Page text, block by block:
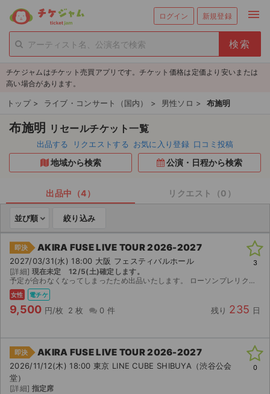
ログイン 新規登録 menu
person_add 新規会員登録
チケットを探す
新着チケット
値下げしたチケット
都道府県からチケットを探す
チケットのリクエスト一覧
取扱チケット
ライブ・コンサート（国内）
ライブ・コンサート（海外）
イベント
演劇・ミュージカル
チケジャムはチケット売買アプリです。チケット価格は定価より安いまたは
高い場合があります。
トップ > ライブ・コンサート（国内） > 男性ソロ > 布施明
布施明 リセールチケット一覧
出品する リクエストする お気に入り登録 口コミ投稿
地域から検索 公演・日程から検索
出品中（4） リクエスト（0）
並び順 絞り込み
即決 AKIRA FUSE LIVE TOUR 2026-2027
2027/03/31(水) 18:00 大阪 フェスティバルホール
[詳細] 現在未定 12/5(土)確定します。
予定が合わなくなってしまったため出品いたします。 ローソンプレリク先行で当選したチケットです。 【お渡し方法】 電子チケットにて分配いたします。 分配可能になり次第、取引連絡にてURLをお送り...
女性 電チケ
9,500 円/枚 2 枚 0 件 残り 235 日
3
即決 AKIRA FUSE LIVE TOUR 2026-2027
2026/11/12(木) 18:00 東京 LINE CUBE SHIBUYA（渋谷公会
堂）
[詳細] 指定席
0